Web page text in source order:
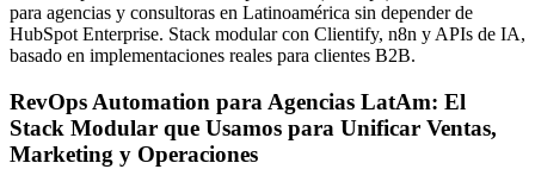
para agencias y consultoras en Latinoamérica sin depender de
HubSpot Enterprise. Stack modular con Clientify, n8n y APIs de IA,
basado en implementaciones reales para clientes B2B.
RevOps Automation para Agencias LatAm: El
Stack Modular que Usamos para Unificar Ventas,
Marketing y Operaciones